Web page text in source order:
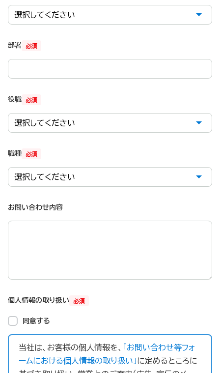
必須
部署
必須
役職
必須
職種
お問い合わせ内容
必須
個人情報の取り扱い
同意する
当社は、お客様の個人情報を、
「お問い合わせ等フォ
ームにおける個人情報の取り扱い」に定めるところに